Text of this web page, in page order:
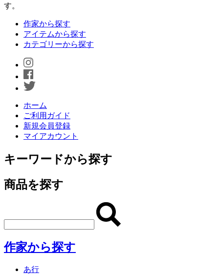
す。
作家から探す
アイテムから探す
カテゴリーから探す
ホーム
ご利用ガイド
新規会員登録
マイアカウント
キーワードから探す
商品を探す
作家から探す
あ行